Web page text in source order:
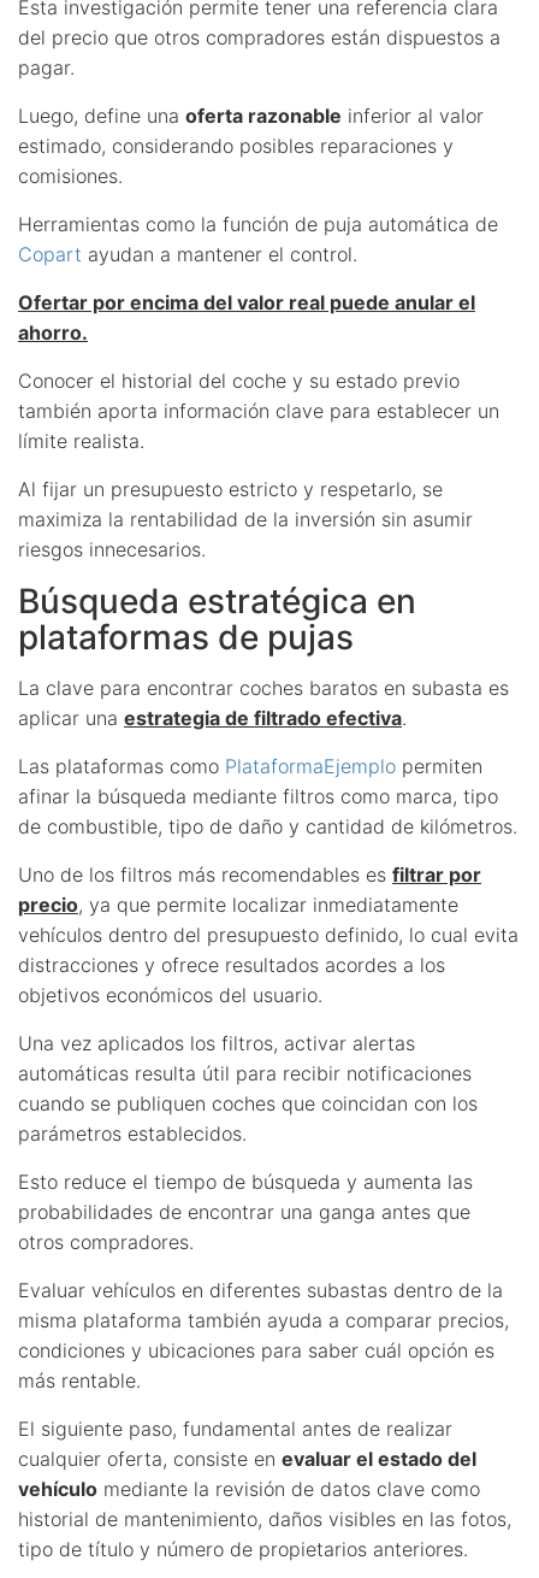
Esta investigación permite tener una referencia clara
del precio que otros compradores están dispuestos a
pagar.
Luego, define una oferta razonable inferior al valor
estimado, considerando posibles reparaciones y
comisiones.
Herramientas como la función de puja automática de
Copart ayudan a mantener el control.
Ofertar por encima del valor real puede anular el
ahorro.
Conocer el historial del coche y su estado previo
también aporta información clave para establecer un
límite realista.
Al fijar un presupuesto estricto y respetarlo, se
maximiza la rentabilidad de la inversión sin asumir
riesgos innecesarios.
Búsqueda estratégica en
plataformas de pujas
La clave para encontrar coches baratos en subasta es
aplicar una estrategia de filtrado efectiva.
Las plataformas como PlataformaEjemplo permiten
afinar la búsqueda mediante filtros como marca, tipo
de combustible, tipo de daño y cantidad de kilómetros.
Uno de los filtros más recomendables es filtrar por
precio, ya que permite localizar inmediatamente
vehículos dentro del presupuesto definido, lo cual evita
distracciones y ofrece resultados acordes a los
objetivos económicos del usuario.
Una vez aplicados los filtros, activar alertas
automáticas resulta útil para recibir notificaciones
cuando se publiquen coches que coincidan con los
parámetros establecidos.
Esto reduce el tiempo de búsqueda y aumenta las
probabilidades de encontrar una ganga antes que
otros compradores.
Evaluar vehículos en diferentes subastas dentro de la
misma plataforma también ayuda a comparar precios,
condiciones y ubicaciones para saber cuál opción es
más rentable.
El siguiente paso, fundamental antes de realizar
cualquier oferta, consiste en evaluar el estado del
vehículo mediante la revisión de datos clave como
historial de mantenimiento, daños visibles en las fotos,
tipo de título y número de propietarios anteriores.